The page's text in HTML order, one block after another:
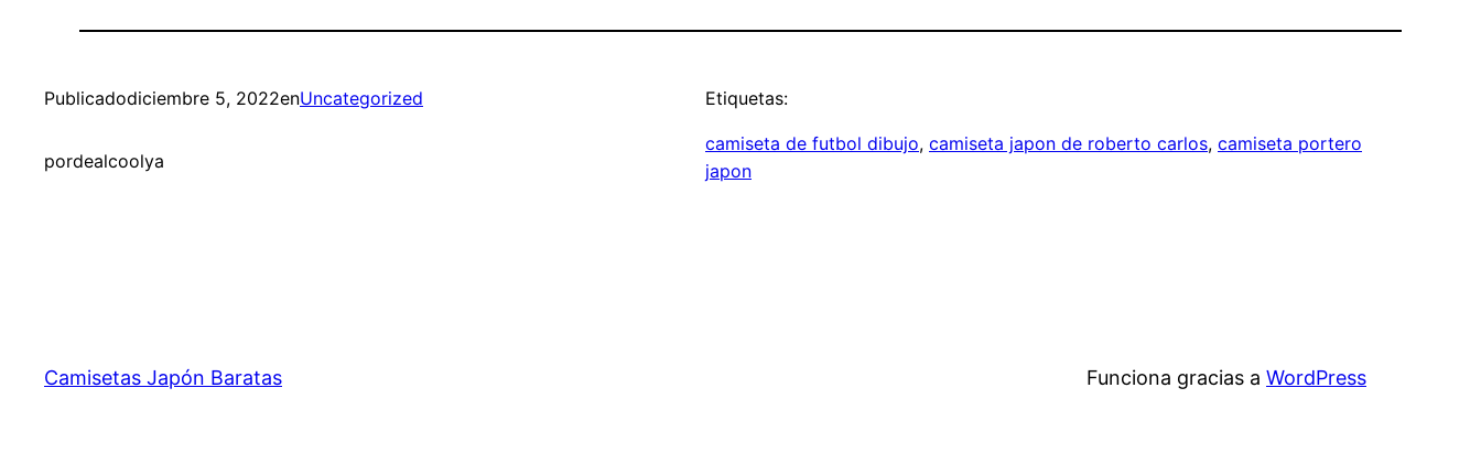
Publicadodiciembre 5, 2022enUncategorized
pordealcoolya
Etiquetas:
camiseta de futbol dibujo, camiseta japon de roberto carlos, camiseta portero
japon
Camisetas Japón Baratas Funciona gracias a WordPress